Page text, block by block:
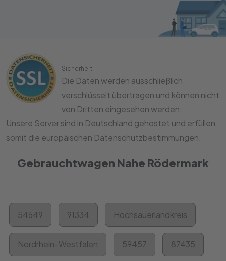
Sicherheit
Die Daten werden ausschließlich
verschlüsselt übertragen und können nicht
von Dritten eingesehen werden.
Unsere Server sind in Deutschland gehostet und erfüllen
somit die europäischen Datenschutzbestimmungen.
Gebrauchtwagen Nahe Rödermark
54649 91334 Hochsauerlandkreis
Nordrhein-Westfalen 59457 87435